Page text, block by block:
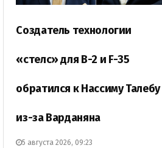
Создатель технологии
«стелс» для B-2 и F-35
обратился к Нассиму Талебу
из-за Варданяна
5 августа 2026, 09:23